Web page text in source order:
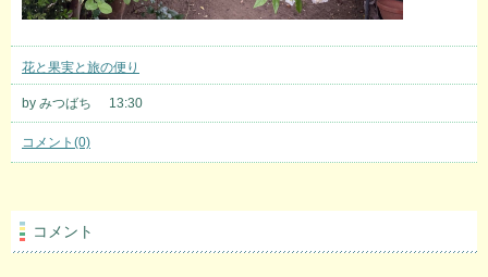
花と果実と旅の便り
by みつばち 13:30
コメント(0)
コメント